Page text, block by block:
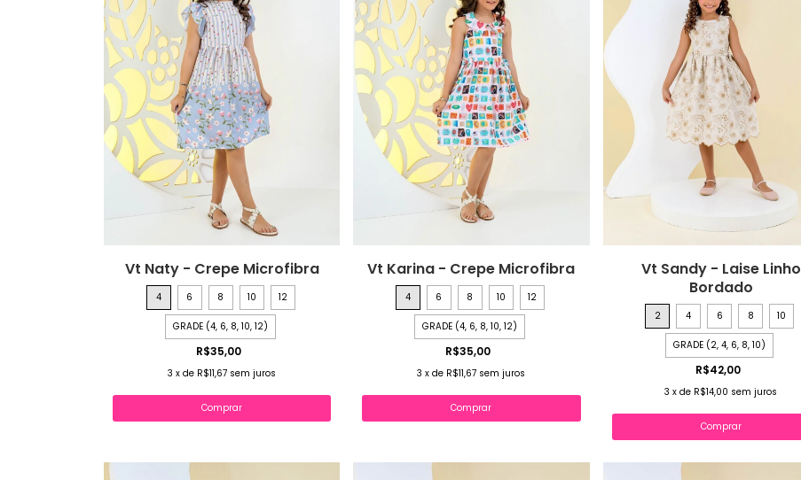
Vt Naty - Crepe Microfibra
4 6 8 10 12
GRADE (4, 6, 8, 10, 12)
R$35,00
3 xde R$11,67 sem juros
Comprar
Vt Karina - Crepe Microfibra
4 6 8 10 12
GRADE (4, 6, 8, 10, 12)
R$35,00
3 xde R$11,67 sem juros
Comprar
Vt Sandy - Laise Linho
Bordado
2 4 6 8 10
GRADE (2, 4, 6, 8, 10)
R$42,00
3 xde R$14,00 sem juros
Comprar